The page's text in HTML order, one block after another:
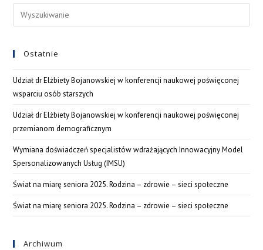
Ostatnie
Udział dr Elżbiety Bojanowskiej w konferencji naukowej poświęconej
wsparciu osób starszych
Udział dr Elżbiety Bojanowskiej w konferencji naukowej poświęconej
przemianom demograficznym
Wymiana doświadczeń specjalistów wdrażających Innowacyjny Model
Spersonalizowanych Usług (IMSU)
Świat na miarę seniora 2025. Rodzina – zdrowie – sieci społeczne
Świat na miarę seniora 2025. Rodzina – zdrowie – sieci społeczne
Archiwum